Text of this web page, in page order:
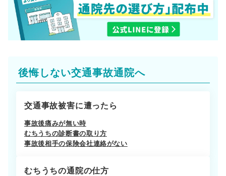
後悔しない交通事故通院へ
交通事故被害に遭ったら
事故後痛みが無い時
むちうちの診断書の取り方
事故後相手の保険会社連絡がない
むちうちの通院の仕方